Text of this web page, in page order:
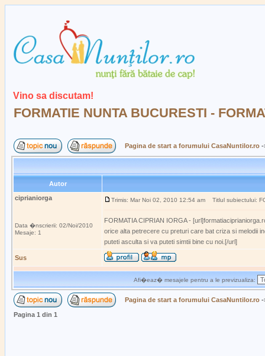
Vino sa discutam!
FORMATIE NUNTA BUCURESTI -
Pagina de start a forumului CasaNuntilor.ro
Autor
ciprianiorga
Data �nscrierii: 02/Noi/2010
Mesaje: 1
Trimis: Mar Noi 02, 2010 12:54 am Titlul subiectului:
FORMATIA CIPRIAN IORGA -
orice alta petrecere cu preturi care bat criza si melodii
puteti asculta si va puteti simtii bine cu noi.[/url]
Sus
Afi�eaz� mesajele pentru a le previzualiza:
Pagina de start a forumului CasaNuntilor.ro
Pagina 1 din 1